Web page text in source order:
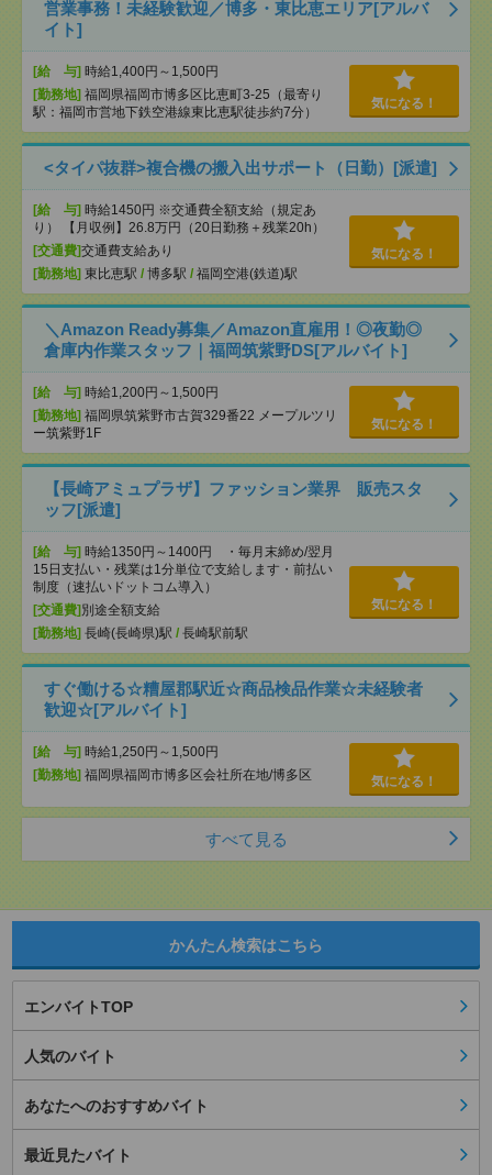
営業事務！未経験歓迎／博多・東比恵エリア[アルバ
イト]
[給 与] 時給1,400円～1,500円
[勤務地] 福岡県福岡市博多区比恵町3-25（最寄り
駅：福岡市営地下鉄空港線東比恵駅徒歩約7分）
気になる！
<タイパ抜群>複合機の搬入出サポート（日勤）[派遣]
[給 与] 時給1450円 ※交通費全額支給（規定あ
り） 【月収例】26.8万円（20日勤務＋残業20h）
[交通費]交通費支給あり
[勤務地] 東比恵駅 / 博多駅 / 福岡空港(鉄道)駅
気になる！
＼Amazon Ready募集／Amazon直雇用！◎夜勤◎
倉庫内作業スタッフ｜福岡筑紫野DS[アルバイト]
[給 与] 時給1,200円～1,500円
[勤務地] 福岡県筑紫野市古賀329番22 メープルツリ
ー筑紫野1F
気になる！
【長崎アミュプラザ】ファッション業界 販売スタ
ッフ[派遣]
[給 与] 時給1350円～1400円 ・毎月末締め/翌月
15日支払い・残業は1分単位で支給します・前払い
制度（速払いドットコム導入）
[交通費] 別途全額支給
[勤務地] 長崎(長崎県)駅 / 長崎駅前駅
気になる！
すぐ働ける☆糟屋郡駅近☆商品検品作業☆未経験者
歓迎☆[アルバイト]
[給 与] 時給1,250円～1,500円
[勤務地] 福岡県福岡市博多区会社所在地/博多区 気になる！
すべて見る
かんたん検索はこちら
エンバイトTOP
人気のバイト
あなたへのおすすめバイト
最近見たバイト